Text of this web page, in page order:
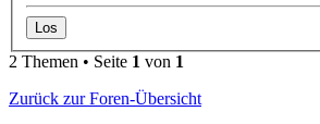
2 Themen • Seite 1 von 1
Zurück zur Foren-Übersicht